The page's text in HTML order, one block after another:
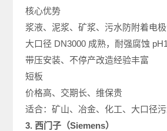
核心优势
浆液、泥浆、矿浆、污水防附着电
大口径 DN3000 成熟，耐强腐蚀
带压安装、不停产改造经验丰富
短板
价格高、交期长、维保贵
适合：矿山、冶金、化工、大口径
3. 西门子（Siemens）